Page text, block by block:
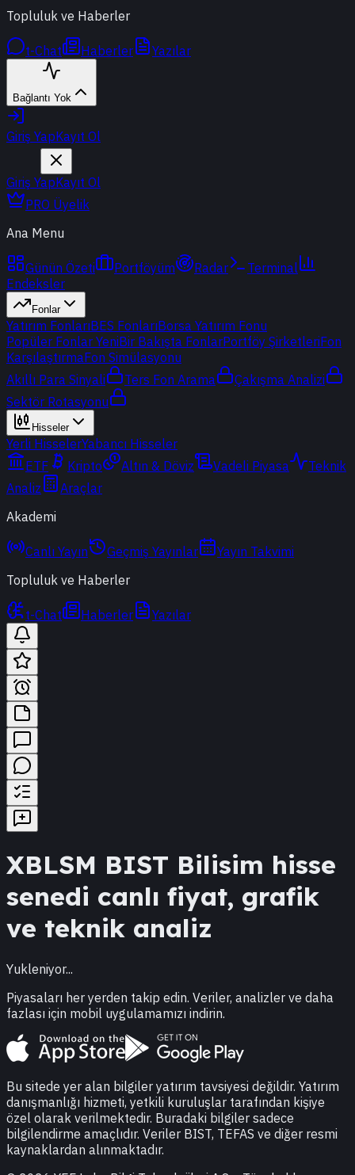
Topluluk ve Haberler
t-Chat Haberler Yazılar
Bağlantı Yok
Giriş YapKayıt Ol
Giriş YapKayıt Ol
PRO Üyelik
Ana Menu
Günün Özeti Portföyüm Radar
Terminal
Endeksler
Fonlar
Yatırım FonlarıBES FonlarıBorsa Yatırım Fonu
Popüler Fonlar YeniBir Bakışta FonlarPortföy ŞirketleriFon
KarşılaştırmaFon Simülasyonu
Akıllı Para Sinyali
Ters Fon Arama
Çakışma Analizi
Sektör Rotasyonu
Hisseler
Yerli HisselerYabancı Hisseler
ETF
Kripto Altın & Döviz Vadeli Piyasa
Teknik
Analiz
Araçlar
Akademi
Canlı Yayın Geçmiş Yayınlar
Yayın Takvimi
Topluluk ve Haberler
t-Chat Haberler Yazılar
XBLSM BIST Bilisim hisse
senedi canlı fiyat, grafik
ve teknik analiz
Yukleniyor...
Piyasaları her yerden takip edin. Veriler, analizler ve daha
fazlası için mobil uygulamamızı indirin.
Bu sitede yer alan bilgiler yatırım tavsiyesi değildir. Yatırım
danışmanlığı hizmeti, yetkili kuruluşlar tarafından kişiye
özel olarak verilmektedir. Buradaki bilgiler sadece
bilgilendirme amaçlıdır. Veriler BIST, TEFAS ve diğer resmi
kaynaklardan alınmaktadır.